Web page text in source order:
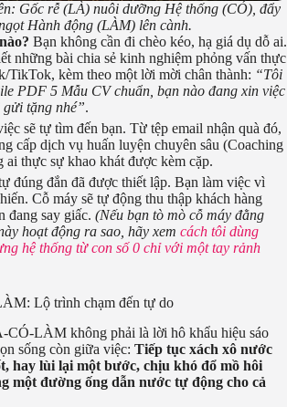
Gốc rễ (LÀ) nuôi dưỡng Hệ thống (CÓ), đẩy
Hành động (LÀM) lên cành.
Bạn không cần đi chèo kéo, hạ giá dụ dỗ ai.
những bài chia sẻ kinh nghiệm phỏng vấn thực
TikTok, kèm theo một lời mời chân thành: “Tôi
PDF 5 Mẫu CV chuẩn, bạn nào đang xin việc
tặng nhé”.
sẽ tự tìm đến bạn. Từ tệp email nhận quà đó,
cấp dịch vụ huấn luyện chuyên sâu (Coaching
ai thực sự khao khát được kèm cặp.
đúng đắn đã được thiết lập. Bạn làm việc vì
Cỗ máy sẽ tự động thu thập khách hàng
đang say giấc. (Nếu bạn tò mò cỗ máy đằng
hoạt động ra sao, hãy xem cách tôi dùng
hệ thống từ con số 0 chỉ với một tay rảnh
Lộ trình chạm đến tự do
CÓ-LÀM không phải là lời hô khẩu hiệu sáo
sống còn giữa việc: Tiếp tục xách xô nước
hay lùi lại một bước, chịu khó đổ mồ hôi
một đường ống dẫn nước tự động cho cả